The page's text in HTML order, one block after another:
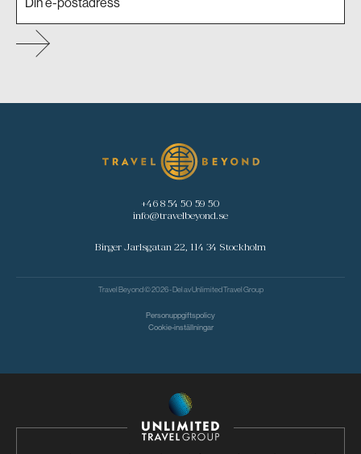
+46 8 54 50 59 50
info@travelbeyond.se
Birger Jarlsgatan 22, 114 34 Stockholm
Travel Beyond © 2026 - Del avUnlimited Travel Group
Personuppgiftspolicy
Cookie-inställningar